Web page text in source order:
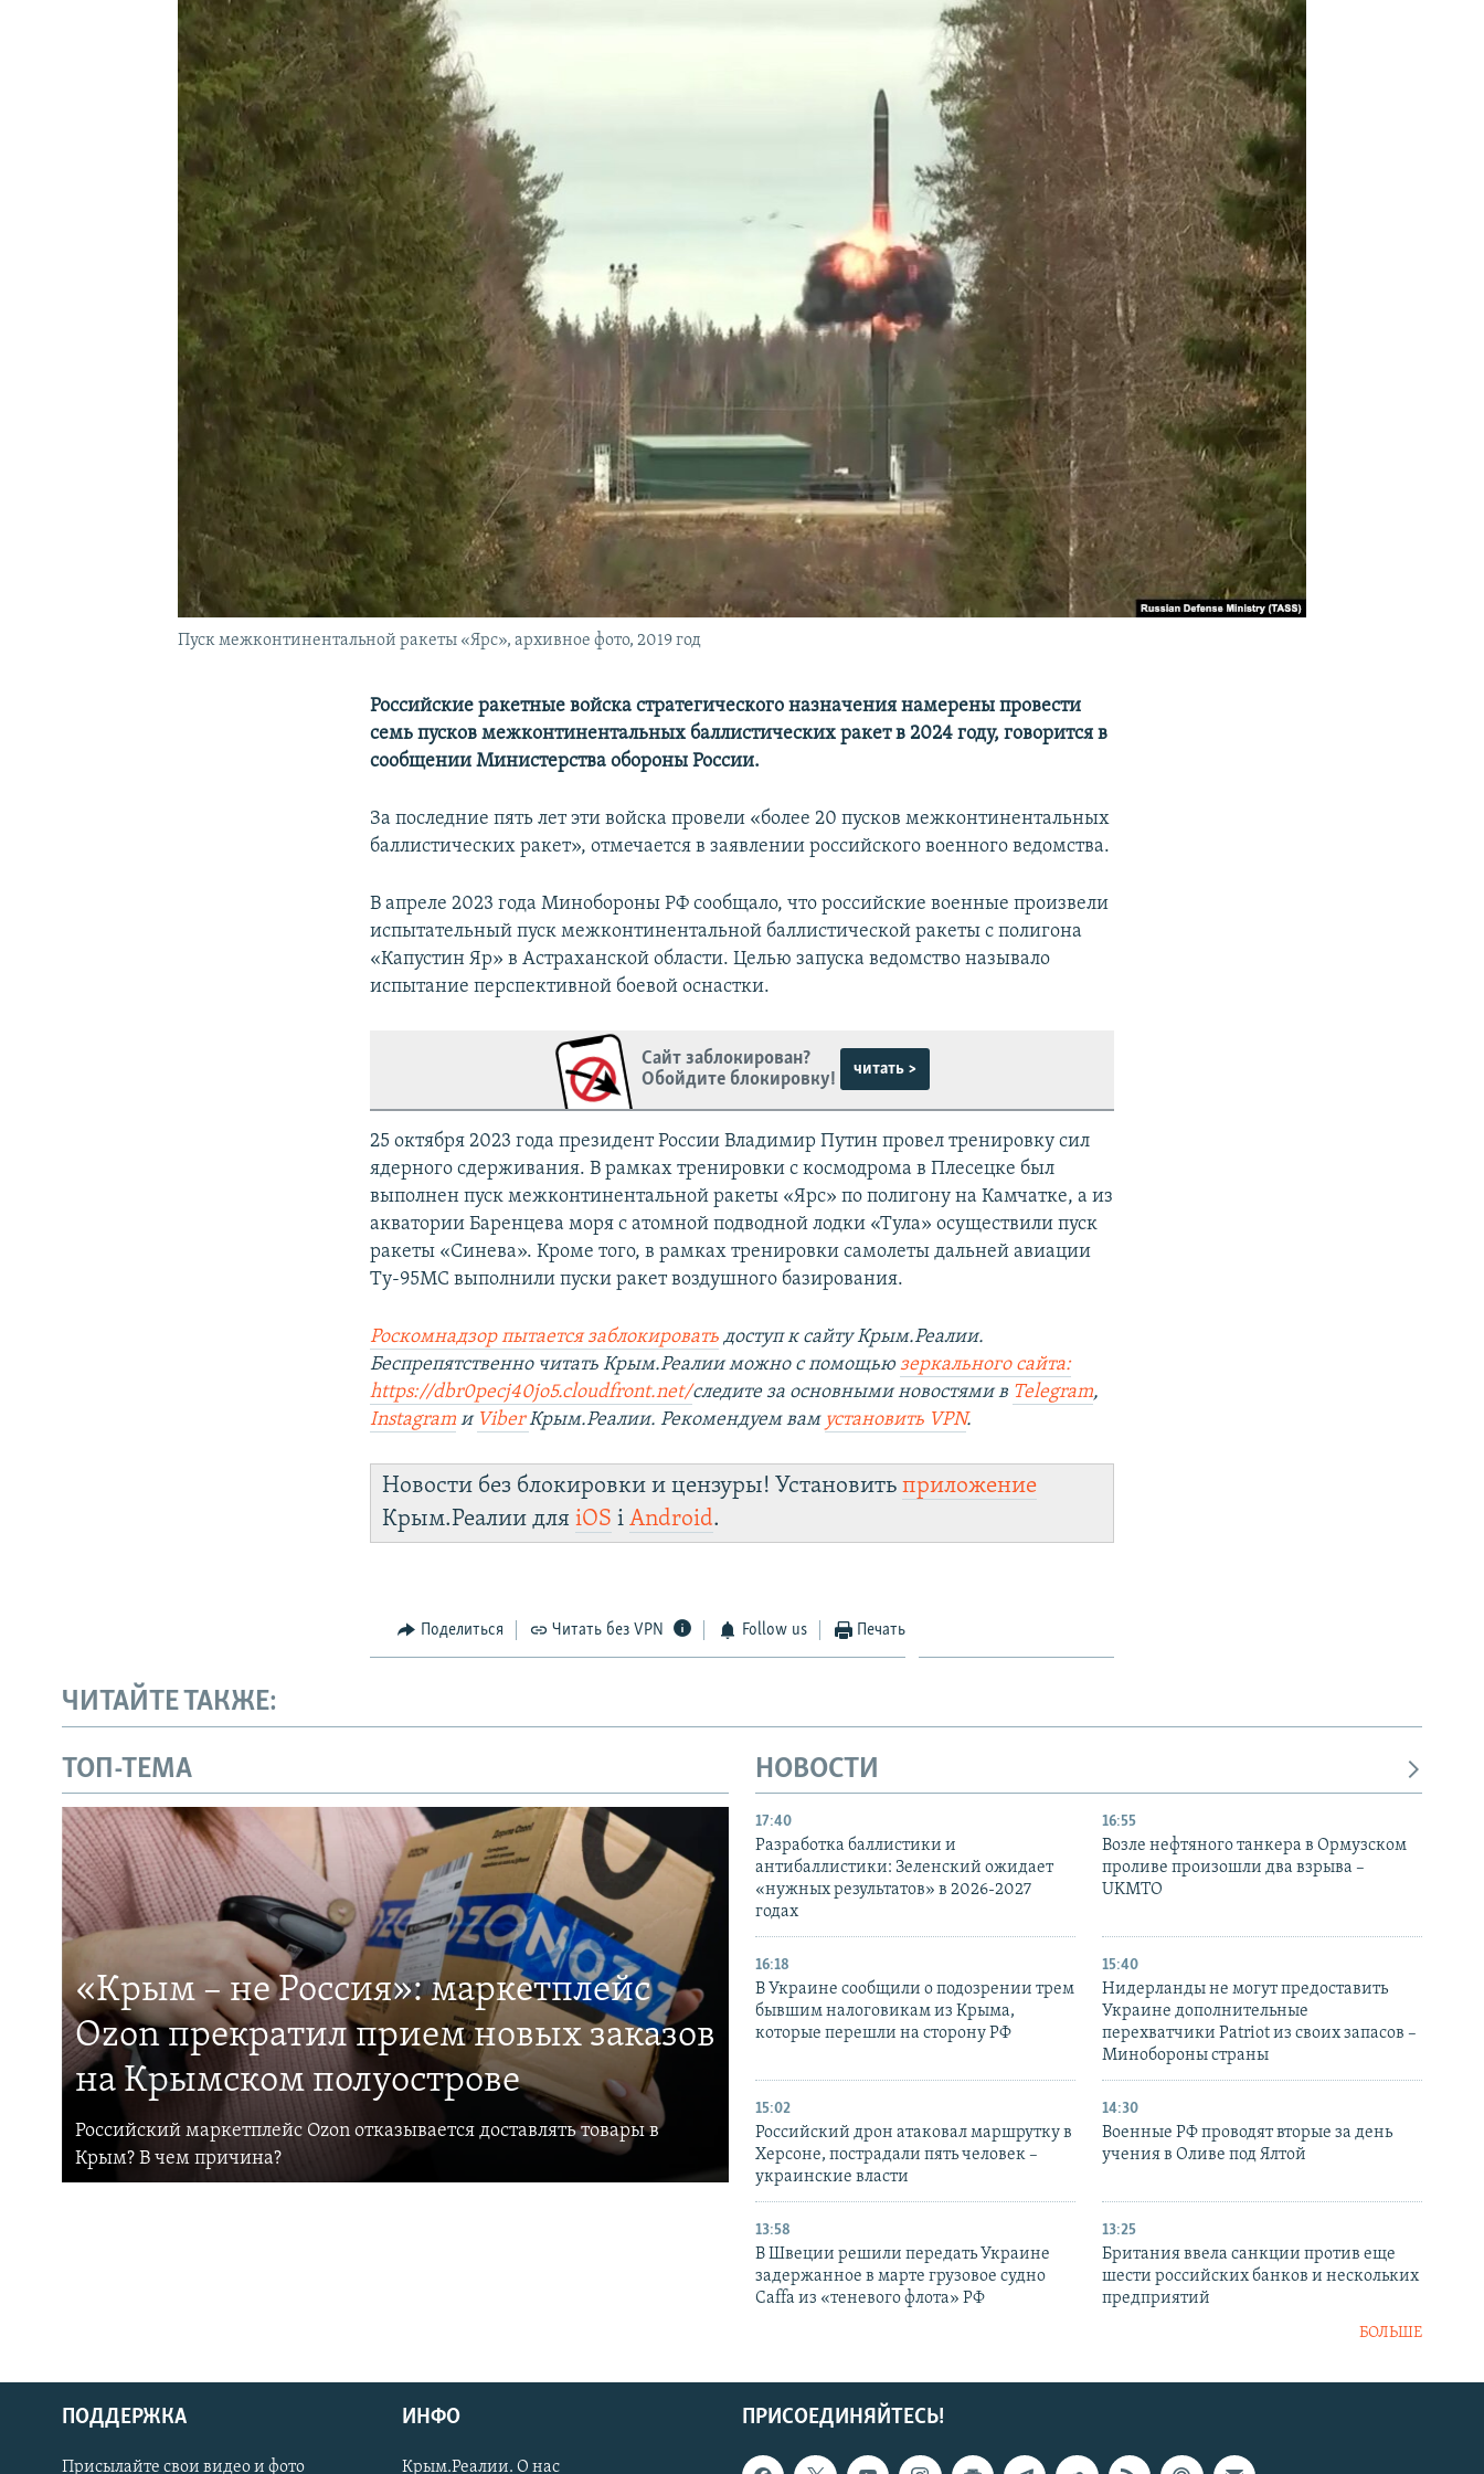
УКРАИНСКАЯ ПРОБЛЕМА КРЫМА
Українською
Пуск межконтинентальной ракеты «Ярс», архивное фото, 2019 год
Российские ракетные войска стратегического назначения намерены провести
семь пусков межконтинентальных баллистических ракет в 2024 году, говорится в
сообщении Министерства обороны России.
За последние пять лет эти войска провели «более 20 пусков межконтинентальных
баллистических ракет», отмечается в заявлении российского военного ведомства.
В апреле 2023 года Минобороны РФ сообщало, что российские военные произвели
испытательный пуск межконтинентальной баллистической ракеты с полигона
«Капустин Яр» в Астраханской области. Целью запуска ведомство называло
испытание перспективной боевой оснастки.
Сайт заблокирован?
Обойдите блокировку!
читать >
25 октября 2023 года президент России Владимир Путин провел тренировку сил
ядерного сдерживания. В рамках тренировки с космодрома в Плесецке был
выполнен пуск межконтинентальной ракеты «Ярс» по полигону на Камчатке, а из
акватории Баренцева моря с атомной подводной лодки «Тула» осуществили пуск
ракеты «Синева». Кроме того, в рамках тренировки самолеты дальней авиации
Ту-95МС выполнили пуски ракет воздушного базирования.
Роскомнадзор пытается заблокировать доступ к сайту Крым.Реалии.
Беспрепятственно читать Крым.Реалии можно с помощьюзеркального сайта:
https://dbr0pecj40jo5.cloudfront.net/следите за основными новостями в Telegram,
Instagram и ViberКрым.Реалии. Рекомендуем вам установить VPN.
Новости без блокировки и цензуры! Установитьприложение
Крым.Реалии дляiOS іAndroid.
Поделиться Читать без VPN Follow us Печать
ЧИТАЙТЕ ТАКЖЕ:
ТОП-ТЕМА
«Крым – не Россия»: маркетплейс
Ozon прекратил прием новых заказов
на Крымском полуострове
Российский маркетплейс Ozon отказывается доставлять товары в
Крым? В чем причина?
НОВОСТИ
17:40
Разработка баллистики и
антибаллистики: Зеленский ожидает
«нужных результатов» в 2026-2027
годах
16:55
Возле нефтяного танкера в Ормузском
проливе произошли два взрыва –
UKMTO
16:18
В Украине сообщили о подозрении трем
бывшим налоговикам из Крыма,
которые перешли на сторону РФ
15:40
Нидерланды не могут предоставить
Украине дополнительные
перехватчики Patriot из своих запасов –
Минобороны страны
15:02
Российский дрон атаковал маршрутку в
Херсоне, пострадали пять человек –
украинские власти
14:30
Военные РФ проводят вторые за день
учения в Оливе под Ялтой
13:58
В Швеции решили передать Украине
задержанное в марте грузовое судно
Caffa из «теневого флота» РФ
13:25
Британия ввела санкции против еще
шести российских банков и нескольких
предприятий
БОЛЬШЕ
ПРИСОЕДИНЯЙТЕСЬ!
ПОДДЕРЖКА
Присылайте свои видео и фото
ИНФО
Крым.Реалии. О нас